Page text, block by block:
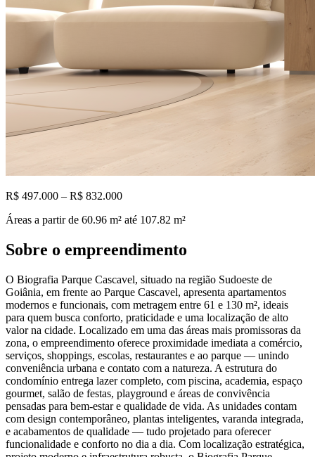
R$ 497.000 – R$ 832.000
Áreas a partir de 60.96 m² até 107.82 m²
Sobre o empreendimento
O Biografia Parque Cascavel, situado na região Sudoeste de
Goiânia, em frente ao Parque Cascavel, apresenta apartamentos
modernos e funcionais, com metragem entre 61 e 130 m², ideais
para quem busca conforto, praticidade e uma localização de alto
valor na cidade. Localizado em uma das áreas mais promissoras da
zona, o empreendimento oferece proximidade imediata a comércio,
serviços, shoppings, escolas, restaurantes e ao parque — unindo
conveniência urbana e contato com a natureza. A estrutura do
condomínio entrega lazer completo, com piscina, academia, espaço
gourmet, salão de festas, playground e áreas de convivência
pensadas para bem-estar e qualidade de vida. As unidades contam
com design contemporâneo, plantas inteligentes, varanda integrada,
e acabamentos de qualidade — tudo projetado para oferecer
funcionalidade e conforto no dia a dia. Com localização estratégica,